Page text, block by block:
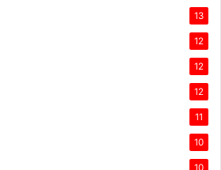
13
12
12
12
11
10
10